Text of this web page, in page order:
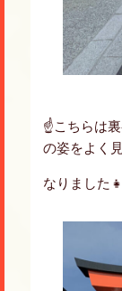
☝️こちらは
の姿をよく
なりました